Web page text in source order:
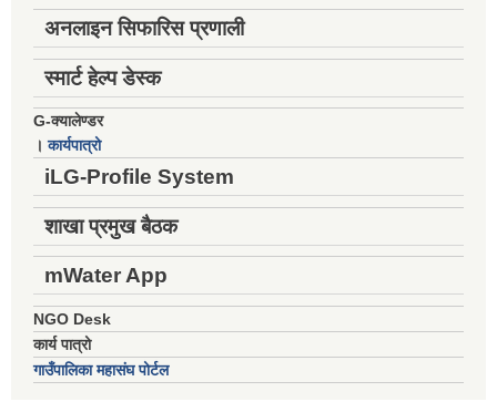
अनलाइन सिफारिस प्रणाली
स्मार्ट हेल्प डेस्क
G-क्यालेण्डर
।कार्यपात्रो
iLG-Profile System
शाखा प्रमुख बैठक
mWater App
NGO Desk
कार्य पात्रो
गाउँपालिका महासंघ पोर्टल